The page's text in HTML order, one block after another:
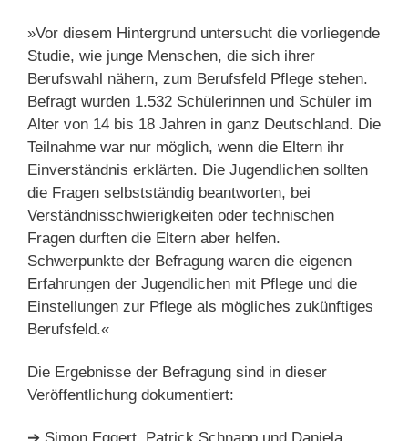
»Vor diesem Hintergrund untersucht die vorliegende
Studie, wie junge Menschen, die sich ihrer
Berufswahl nähern, zum Berufsfeld Pflege stehen.
Befragt wurden 1.532 Schülerinnen und Schüler im
Alter von 14 bis 18 Jahren in ganz Deutschland. Die
Teilnahme war nur möglich, wenn die Eltern ihr
Einverständnis erklärten. Die Jugendlichen sollten
die Fragen selbstständig beantworten, bei
Verständnisschwierigkeiten oder technischen
Fragen durften die Eltern aber helfen.
Schwerpunkte der Befragung waren die eigenen
Erfahrungen der Jugendlichen mit Pflege und die
Einstellungen zur Pflege als mögliches zukünftiges
Berufsfeld.«
Die Ergebnisse der Befragung sind in dieser
Veröffentlichung dokumentiert: